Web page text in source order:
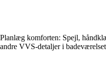
Planlæg komforten: Spejl,
andre VVS-detaljer i badeværelset